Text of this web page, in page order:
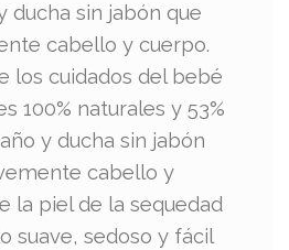
ducha sin jabón que
cabello y cuerpo.
los cuidados del bebé
100% naturales y 53%
y ducha sin jabón
cabello y
la piel de la sequedad
suave, sedoso y fácil